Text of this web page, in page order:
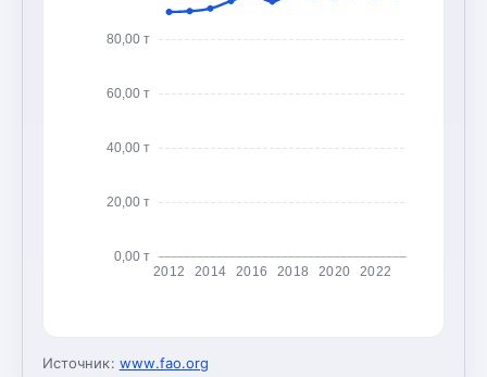
0,00 т
20,00 т
40,00 т
60,00 т
80,00 т
2012 2014 2016 2018 2020 2022
Источник: www.fao.org